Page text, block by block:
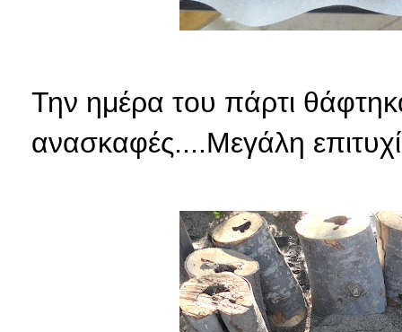
Την ημέρα του πάρτι
ανασκαφές....Μεγάλη